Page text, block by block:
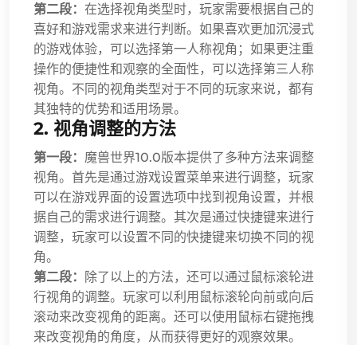
第二段： 在选择视角类型时，玩家需要根据自己的
喜好和游戏需求来进行判断。如果喜欢更加沉浸式
的游戏体验，可以选择第一人称视角；如果更注重
操作的便捷性和观察的全面性，可以选择第三人称
视角。不同的视角类型对于不同的玩家来说，都有
其独特的优势和适用场景。
2. 视角调整的方法
第一段： 魔兽世界10.0版本提供了多种方法来调整
视角。首先是通过游戏设置菜单来进行调整，玩家
可以在游戏界面的设置选项中找到视角设置，并根
据自己的需求进行调整。其次是通过快捷键来进行
调整，玩家可以设置不同的快捷键来切换不同的视
角。
第二段：
除了以上的方法，还可以通过鼠标滚轮进
行视角的调整。玩家可以利用鼠标滚轮向前或向后
滚动来改变视角的距离。还可以使用鼠标右键拖拽
来改变视角的角度，从而获得更好的观察效果。